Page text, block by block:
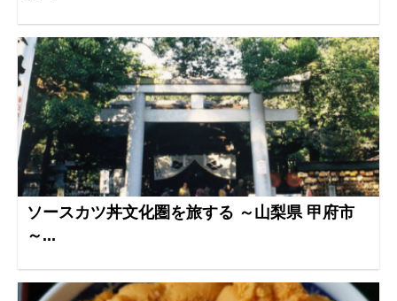
ソースカツ丼文化圏を旅する ～山梨県 甲府市
～...